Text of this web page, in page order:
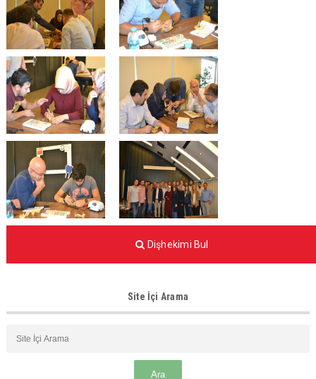
Dişhekimi Bul
Site İçi Arama